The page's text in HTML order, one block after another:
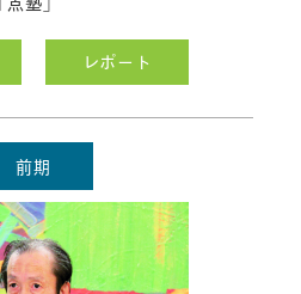
のエッセンス」のレ
した。
コーディネイト」のレ
ョップ」のレポート
会」のレポート
のレポートを公開し
レポート
前期